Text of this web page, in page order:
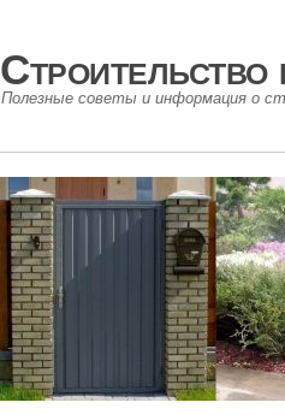
Полезные советы и информация о